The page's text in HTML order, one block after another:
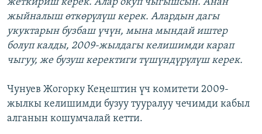
жеткириш керек. Алар окуп чыгышсын. Анан
жыйналыш өткөрүлүш керек. Алардын дагы
укуктарын бузбаш үчүн, мына мындай иштер
болуп калды, 2009-жылдагы келишимди карап
чыгуу, же бузуш керектиги түшүндүрүлүш керек.
Чунуев Жогорку Кеңештин үч комитети 2009-
жылкы келишимди бузуу тууралуу чечимди кабыл
алганын кошумчалай кетти.